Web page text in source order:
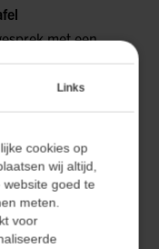
met een
maar direct
en
kostenbewaking en
van
Links
cookies op
wij altijd,
goed te
meten.
voor